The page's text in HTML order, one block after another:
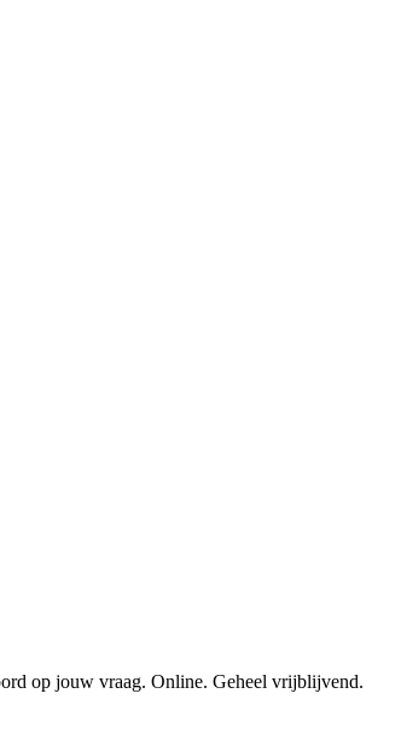
op jouw vraag. Online. Geheel vrijblijvend.